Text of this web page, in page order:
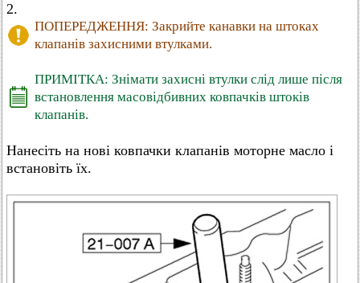
2.
ПОПЕРЕДЖЕННЯ: Закрийте канавки на штоках
клапанів захисними втулками.
ПРИМІТКА: Знімати захисні втулки слід лише після
встановлення масовідбивних ковпачків штоків
клапанів.
Нанесіть на нові ковпачки клапанів моторне масло і
встановіть їх.